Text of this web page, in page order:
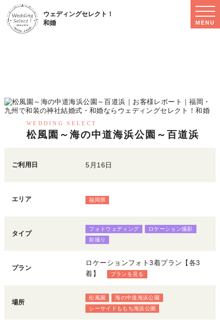
ウェディングセレクト！
和婚
MENU
WEDDING SELECT
松風園～海の中道海浜公園～百道浜
ご利用日 5月16日
エリア 福岡県
タイプ
フォトウェディング
ロケーション撮影
前撮り
プラン
ロケーションフォト3着プラン【各3
着】
プランを見る
場所
松風園
海の中道海浜公園
シーサイドももち海浜公園